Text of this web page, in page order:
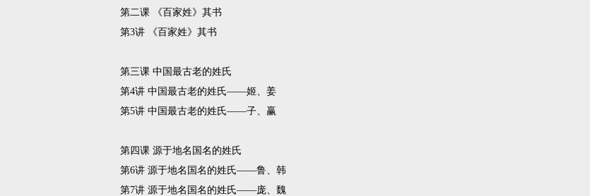
第二课 《百家姓》其书
第3讲 《百家姓》其书
第三课 中国最古老的姓氏
第4讲 中国最古老的姓氏——姬、姜
第5讲 中国最古老的姓氏——子、赢
第四课 源于地名国名的姓氏
第6讲 源于地名国名的姓氏——鲁、韩
第7讲 源于地名国名的姓氏——庞、魏